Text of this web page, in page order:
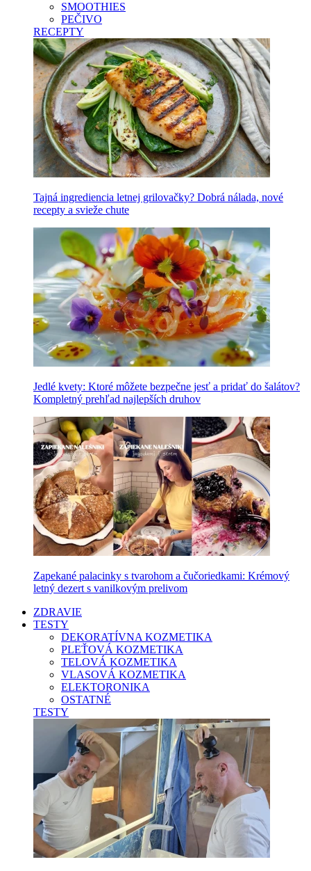
SMOOTHIES
PEČIVO
RECEPTY
Tajná ingrediencia letnej grilovačky? Dobrá nálada, nové
recepty a svieže chute
Jedlé kvety: Ktoré môžete bezpečne jesť a pridať do šalátov?
Kompletný prehľad najlepších druhov
Zapekané palacinky s tvarohom a čučoriedkami: Krémový
letný dezert s vanilkovým prelivom
ZDRAVIE
TESTY
DEKORATÍVNA KOZMETIKA
PLEŤOVÁ KOZMETIKA
TELOVÁ KOZMETIKA
VLASOVÁ KOZMETIKA
ELEKTORONIKA
OSTATNÉ
TESTY